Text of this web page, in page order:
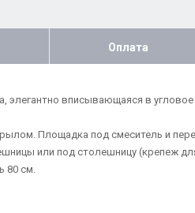
Оплата
элегантно вписывающаяся в
Площадка под смеситель и
или под столешницу (крепеж
80 см.